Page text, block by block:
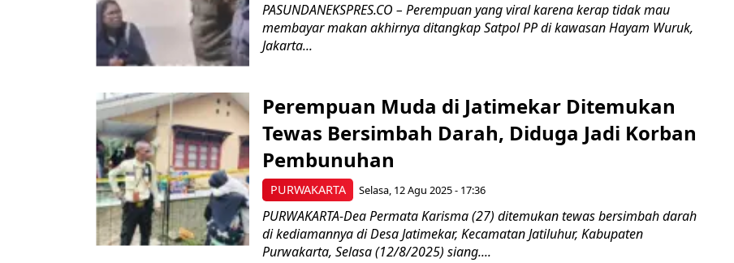
PASUNDANEKSPRES.CO – Perempuan yang viral karena kerap tidak mau
membayar makan akhirnya ditangkap Satpol PP di kawasan Hayam Wuruk,
Jakarta...
PURWAKARTA
Perempuan Muda di Jatimekar Ditemukan
Tewas Bersimbah Darah, Diduga Jadi Korban
Pembunuhan
Selasa, 12 Agu 2025 - 17:36
PURWAKARTA-Dea Permata Karisma (27) ditemukan tewas bersimbah darah
di kediamannya di Desa Jatimekar, Kecamatan Jatiluhur, Kabupaten
Purwakarta, Selasa (12/8/2025) siang....